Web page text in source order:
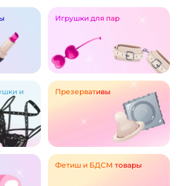
Игрушки для пар
и
Презервативы
Фетиш и БДСМ товары